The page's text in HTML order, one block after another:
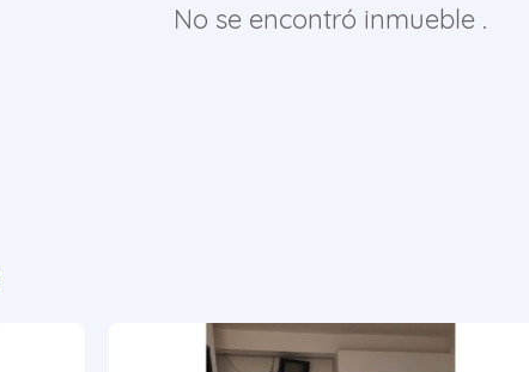
No se encontró inmueble .